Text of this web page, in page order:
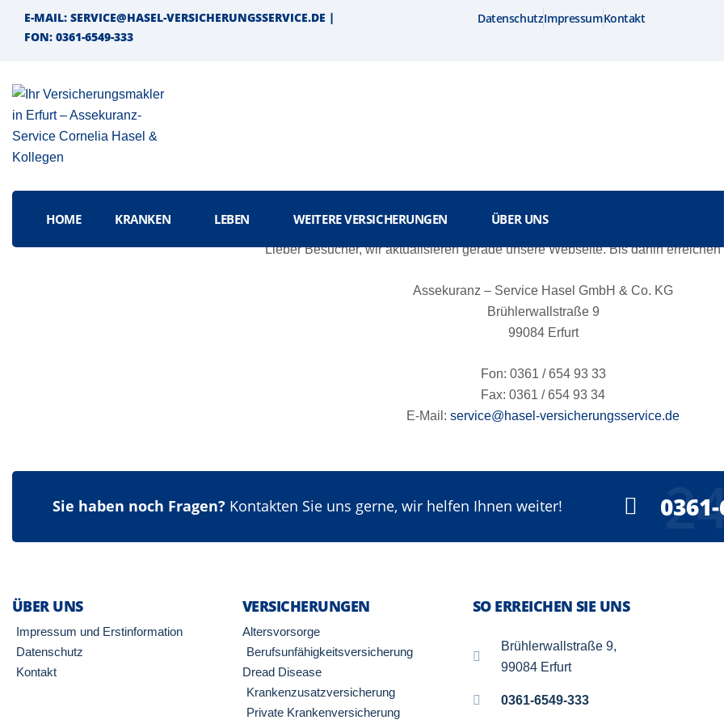
E-MAIL: SERVICE@HASEL-VERSICHERUNGSSERVICE.DE |
FON: 0361-6549-333
DatenschutzImpressumKontakt
HOME KRANKEN LEBEN WEITERE VERSICHERUNGEN ÜBER UNS
Lieber Besucher, wir aktualisieren gerade unsere Webseite. Bis dahin
As­se­ku­ranz – Ser­vice Ha­sel GmbH & Co. KG
Brühlerwallstraße 9
99084 Erfurt
Fon: 0361 / 654 93 33
Fax: 0361 / 654 93 34
E-Mail: service@hasel-versicherungsservice.de
Sie haben noch Fragen? Kontakten Sie uns gerne, wir helfen Ihnen weiter!
ÜBER UNS
Impressum und Erstinformation
Datenschutz
Kontakt
VERSICHERUNGEN
Altersvorsorge
Berufsunfähigkeitsversicherung
Dread Disease
Krankenzusatzversicherung
Private Krankenversicherung
SO ERREICHEN SIE UNS
Brühlerwallstraße 9,
99084 Erfurt
0361-6549-333